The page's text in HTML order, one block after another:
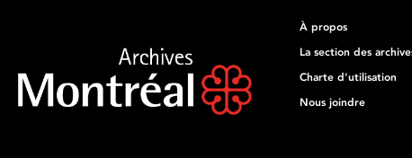
À propos
La section des
Charte d'utilisation
Nous joindre